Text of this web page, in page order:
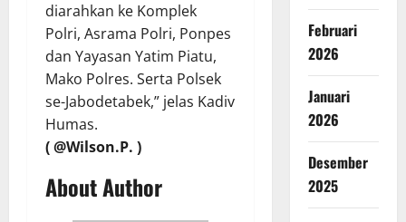
diarahkan ke Komplek
Polri, Asrama Polri, Ponpes
dan Yayasan Yatim Piatu,
Mako Polres. Serta Polsek
se-Jabodetabek,” jelas Kadiv
Humas.
( @Wilson.P. )
About Author
Februari
2026
Januari
2026
Desember
2025